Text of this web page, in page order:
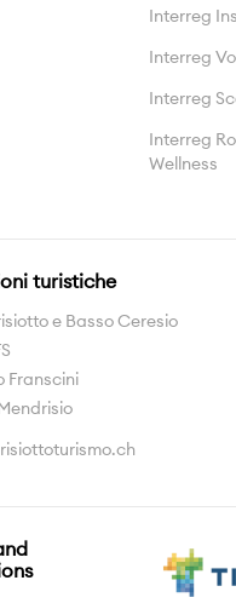
Interreg
Interreg
Interreg
Interreg
Wellness
turistiche
e Basso Ceresio
Franscini